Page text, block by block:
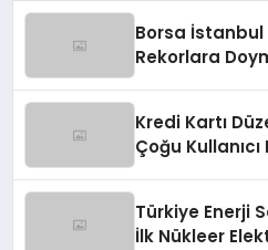
Borsa İstanbul
Rekorlara
Kredi Kartı
Çoğu
Türkiye Enerji
İlk Nükleer